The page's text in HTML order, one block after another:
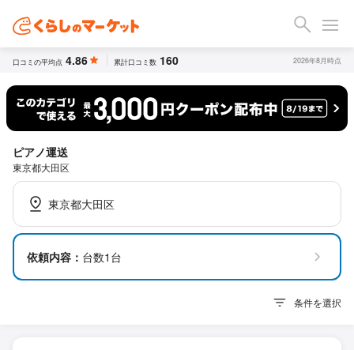
口コミの平均点 4.86 累計口コミ数 160 2026年8月時点
ピアノ運送
東京都大田区
東京都大田区
依頼内容： 台数1台
条件を選択